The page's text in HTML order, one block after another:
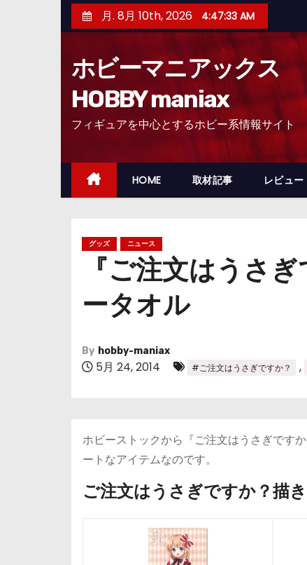
ン
ッ
月. 8月 10th, 2026 4:47:34 AM
ホビーマニアックス
HOBBY maniax
フィギュアを中心とするホビー系情報サイト
HOME 取材記事 レビュー
グッズ ニュース
『ご注文はうさ
ータオル
By hobby-maniax
5月 24, 2014 #ご注文はうさぎですか？ ,
ホビーストックから『ご注文はうさぎです
ートなアイテムなのです。
ご注文はうさぎですか？描